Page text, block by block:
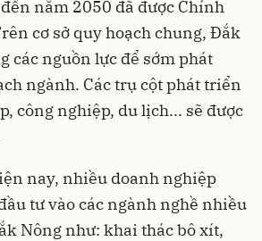
năm 2050 đã được Chính
cơ sở quy hoạch chung, Đắk
các nguồn lực để sớm phát
ngành. Các trụ cột phát triển
công nghiệp, du lịch... sẽ được
nay, nhiều doanh nghiệp
tư vào các ngành nghề nhiều
Nông như: khai thác bô xít,